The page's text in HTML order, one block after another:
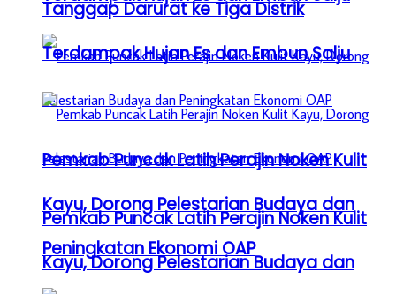
Pemkab Puncak Latih Perajin Noken Kulit
Kayu, Dorong Pelestarian Budaya dan
Peningkatan Ekonomi OAP
Tanggap Darurat ke Tiga Distrik
Terdampak Hujan Es dan Embun Salju
Pemkab Puncak Latih Perajin Noken Kulit
Kayu, Dorong Pelestarian Budaya dan